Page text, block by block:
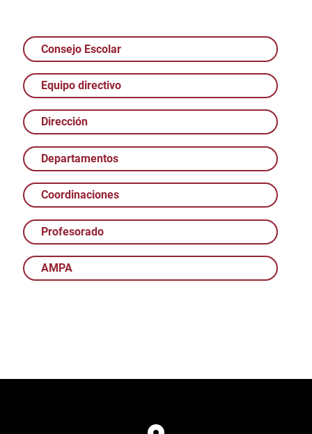
Consejo Escolar
Equipo directivo
Dirección
Departamentos
Coordinaciones
Profesorado
AMPA